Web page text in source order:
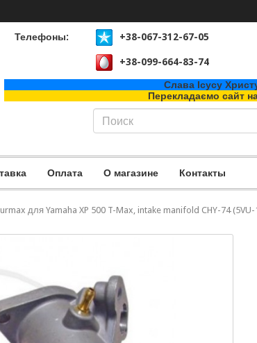
Телефоны: +38-067-312-67-05
+38-099-664-83-74
Слава Ісусу
Перекладаємо сайт
Оплата О магазине Контакты
для Yamaha XP 500 T-Max, intake manifold CHY-74